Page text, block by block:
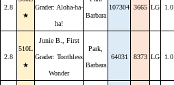
2.8
★
Grader: Aloha-ha-
ha!
Barbara
107304 3665 LG 1.0
2.8
510L
★
Junie B., First
Grader: Toothless
Wonder
Park,
Barbara
64031 8373 LG 1.0